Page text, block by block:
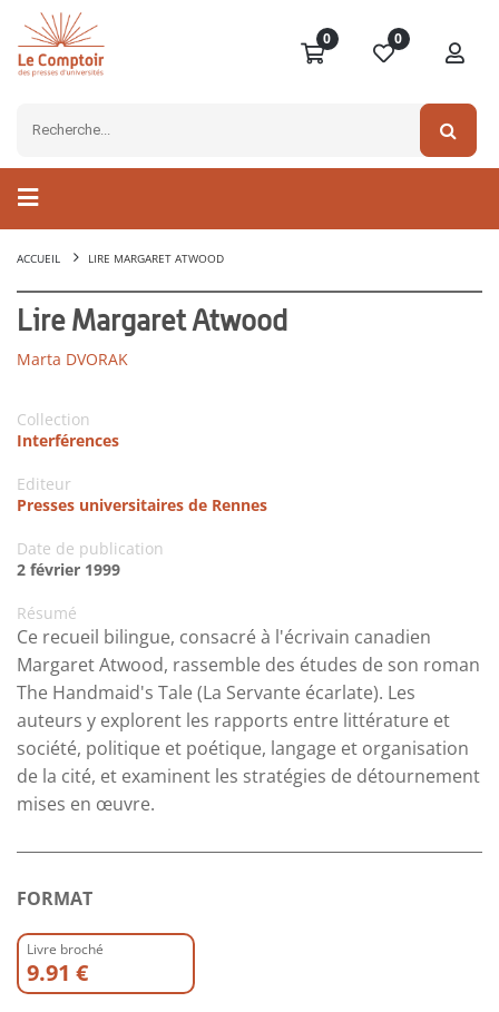
0 0
ACCUEIL LIRE MARGARET ATWOOD
Lire Margaret Atwood
Marta DVORAK
Collection
Interférences
Editeur
Presses universitaires de Rennes
Date de publication
2 février 1999
Résumé
Ce recueil bilingue, consacré à l'écrivain canadien
Margaret Atwood, rassemble des études de son roman
The Handmaid's Tale (La Servante écarlate). Les
auteurs y explorent les rapports entre littérature et
société, politique et poétique, langage et organisation
de la cité, et examinent les stratégies de détournement
mises en œuvre.
FORMAT
Livre broché
9.91 €